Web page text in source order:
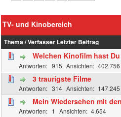
TV- und Kinobereich
Thema /Verfasser Letzter Beitrag
Welchen Kinofilm hast
915 402.756
3 traurigste Filme
314 147.245
Mein Wiedersehen mit
1 4.654